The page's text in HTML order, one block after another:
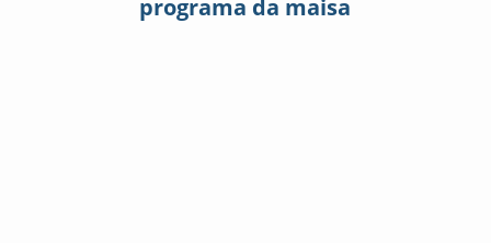
programa da maisa